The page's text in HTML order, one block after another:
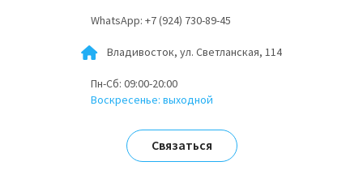
WhatsApp: +7 (924) 730-89-45
Владивосток, ул. Светланская, 114
Пн-Сб: 09:00-20:00
Воскресенье: выходной
Связаться